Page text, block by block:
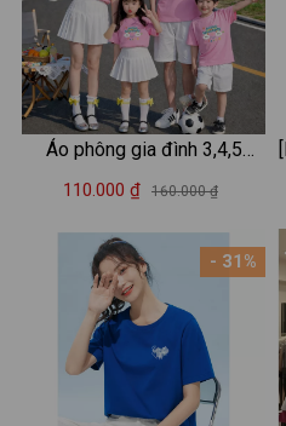
Áo phông gia đình 3,4,5
người hình cầu vồng và hai
110.000 ₫ 160.000 ₫
- 31%